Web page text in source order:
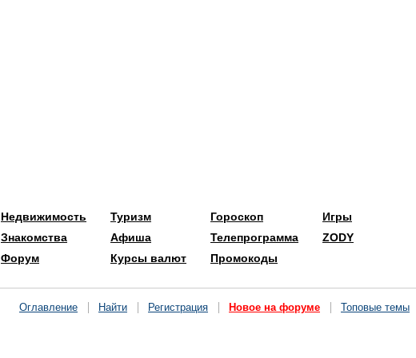
Недвижимость
Знакомства
Форум
Туризм
Афиша
Курсы валют
Гороскоп
Телепрограмма
Промокоды
Игры
ZODY
Оглавление Найти Регистрация Новое на форуме Топовые темы